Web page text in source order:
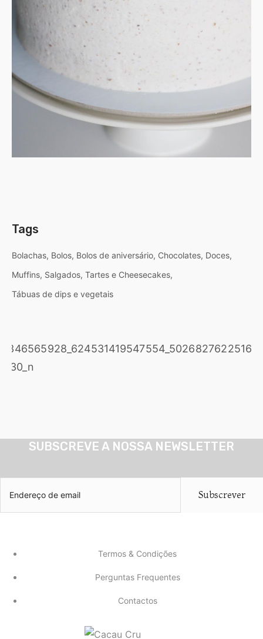
Tags
Bolachas Bolos Bolos de aniversário Chocolates Doces
Muffins Salgados Tartes e Cheesecakes
Tábuas de dips e vegetais
SUBSCREVE A NOSSA NEWSLETTER
Subscrever
Termos & Condições
Perguntas Frequentes
Contactos